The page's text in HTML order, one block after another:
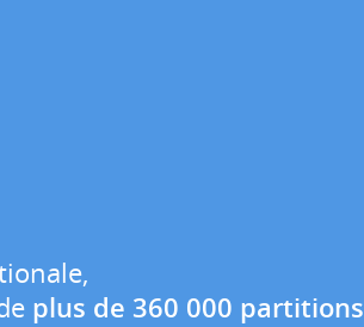
plus de 360 000 partitions